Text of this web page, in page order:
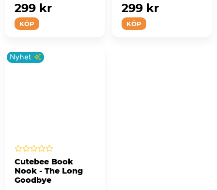
KÖP
299 kr
Agenc...
KÖP
299 kr
Nyhet
Cutebee Book
Nook - The Long
Goodbye